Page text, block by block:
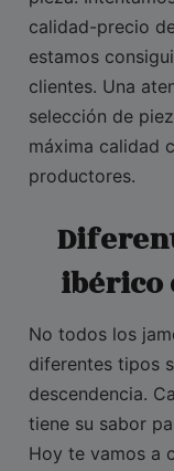
calidad-precio
estamos
clientes. Una
selección de
máxima calidad
productores.
ibérico
No todos los
diferentes tipos
descendencia.
tiene su sabor
Hoy te vamos a